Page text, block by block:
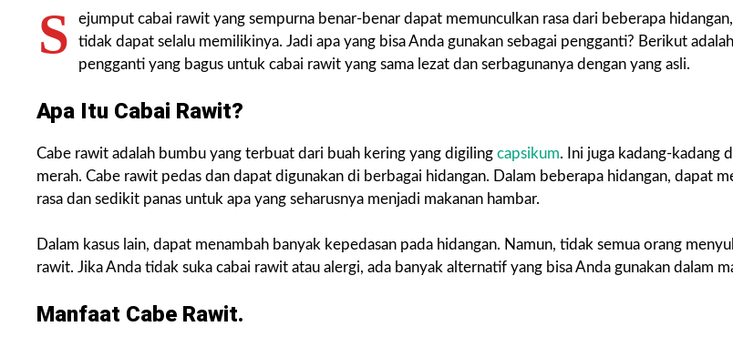
S
ejumput cabai rawit yang sempurna benar-benar dapat memunculkan rasa dari beberapa
tidak dapat selalu memilikinya. Jadi apa yang bisa Anda gunakan sebagai pengganti? Berikut
pengganti yang bagus untuk cabai rawit yang sama lezat dan serbagunanya dengan yang asli.
Apa Itu Cabai Rawit?
Cabe rawit adalah bumbu yang terbuat dari buah kering yang digiling capsikum. Ini juga kadang-kadang
merah. Cabe rawit pedas dan dapat digunakan di berbagai hidangan. Dalam beberapa hidangan, dapat
rasa dan sedikit panas untuk apa yang seharusnya menjadi makanan hambar.
Dalam kasus lain, dapat menambah banyak kepedasan pada hidangan. Namun, tidak semua orang
rawit. Jika Anda tidak suka cabai rawit atau alergi, ada banyak alternatif yang bisa Anda gunakan dalam
Manfaat Cabe Rawit.